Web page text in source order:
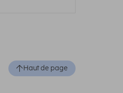
Haut de page